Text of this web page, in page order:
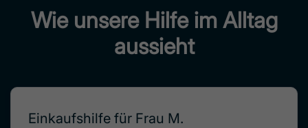
Wie unsere Hilfe im Alltag
aussieht
Einkaufshilfe für Frau M.